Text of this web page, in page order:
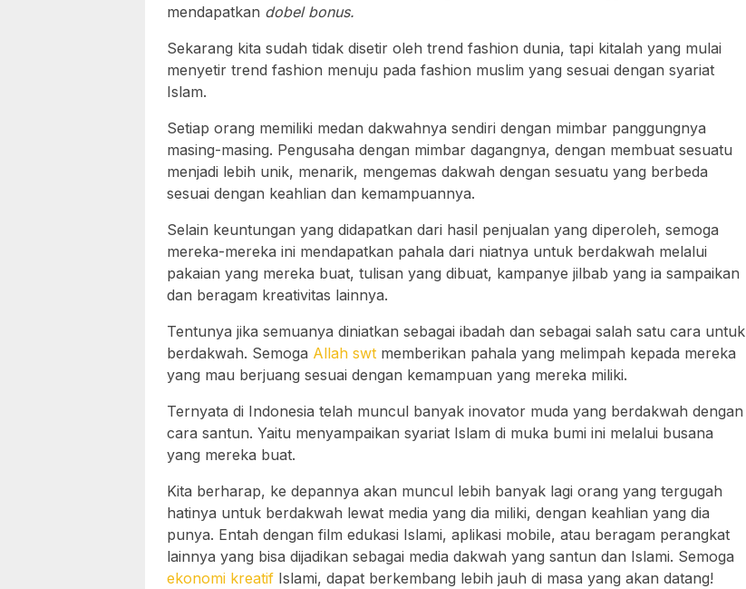
mendapatkan dobel bonus.
Sekarang kita sudah tidak disetir oleh trend fashion dunia, tapi kitalah yang mulai
menyetir trend fashion menuju pada fashion muslim yang sesuai dengan syariat
Islam.
Setiap orang memiliki medan dakwahnya sendiri dengan mimbar panggungnya
masing-masing. Pengusaha dengan mimbar dagangnya, dengan membuat sesuatu
menjadi lebih unik, menarik, mengemas dakwah dengan sesuatu yang berbeda
sesuai dengan keahlian dan kemampuannya.
Selain keuntungan yang didapatkan dari hasil penjualan yang diperoleh, semoga
mereka-mereka ini mendapatkan pahala dari niatnya untuk berdakwah melalui
pakaian yang mereka buat, tulisan yang dibuat, kampanye jilbab yang ia sampaikan
dan beragam kreativitas lainnya.
Tentunya jika semuanya diniatkan sebagai ibadah dan sebagai salah satu cara untuk
berdakwah. Semoga Allah swt memberikan pahala yang melimpah kepada mereka
yang mau berjuang sesuai dengan kemampuan yang mereka miliki.
Ternyata di Indonesia telah muncul banyak inovator muda yang berdakwah dengan
cara santun. Yaitu menyampaikan syariat Islam di muka bumi ini melalui busana
yang mereka buat.
Kita berharap, ke depannya akan muncul lebih banyak lagi orang yang tergugah
hatinya untuk berdakwah lewat media yang dia miliki, dengan keahlian yang dia
punya. Entah dengan film edukasi Islami, aplikasi mobile, atau beragam perangkat
lainnya yang bisa dijadikan sebagai media dakwah yang santun dan Islami. Semoga
ekonomi kreatif Islami, dapat berkembang lebih jauh di masa yang akan datang!